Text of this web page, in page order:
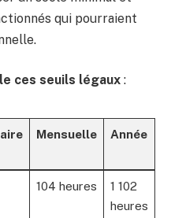
qui pourraient
ces seuils légaux :
Mensuelle Année
104 heures
1 102
heures